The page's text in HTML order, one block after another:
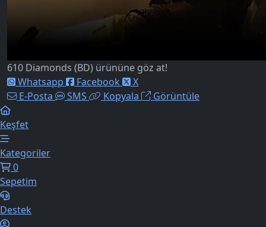
610 Diamonds (BD) ürününe göz at!
Whatsapp
Facebook
X
E-Posta
SMS Kopyala Görüntüle
Keşfet
Kategoriler
0
Sepetim
Destek